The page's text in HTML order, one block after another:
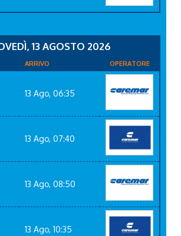
13 AGOSTO 2026
ARRIVO OPERATORE
13 Ago, 06:35
13 Ago, 07:40
13 Ago, 08:50
13 Ago, 10:35